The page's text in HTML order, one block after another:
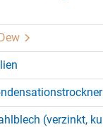
(verzinkt,